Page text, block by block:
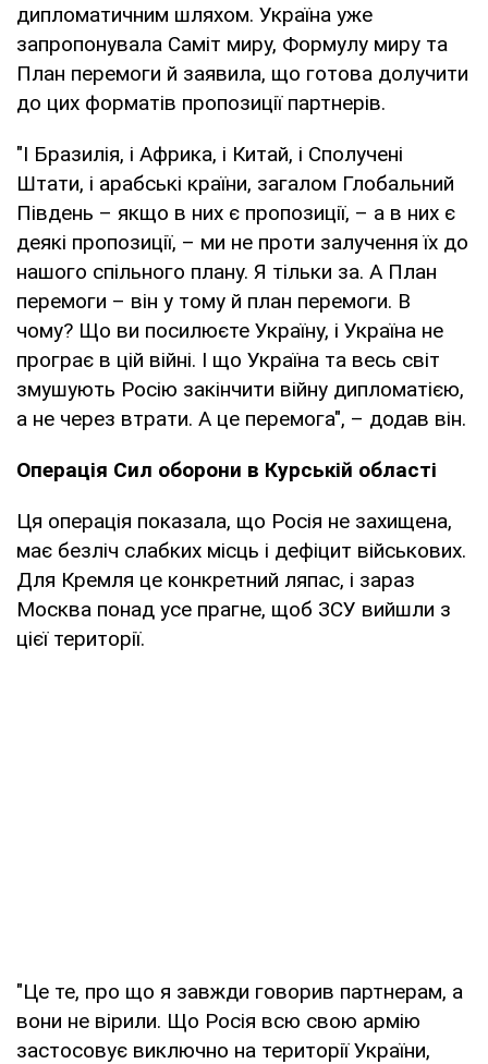
дипломатичним шляхом. Україна уже
запропонувала Саміт миру, Формулу миру та
План перемоги й заявила, що готова долучити
до цих форматів пропозиції партнерів.
"І Бразилія, і Африка, і Китай, і Сполучені
Штати, і арабські країни, загалом Глобальний
Південь – якщо в них є пропозиції, – а в них є
деякі пропозиції, – ми не проти залучення їх до
нашого спільного плану. Я тільки за. А План
перемоги – він у тому й план перемоги. В
чому? Що ви посилюєте Україну, і Україна не
програє в цій війні. І що Україна та весь світ
змушують Росію закінчити війну дипломатією,
а не через втрати. А це перемога", – додав він.
Операція Сил оборони в Курській області
Ця операція показала, що Росія не захищена,
має безліч слабких місць і дефіцит військових.
Для Кремля це конкретний ляпас, і зараз
Москва понад усе прагне, щоб ЗСУ вийшли з
цієї території.
"Це те, про що я завжди говорив партнерам, а
вони не вірили. Що Росія всю свою армію
застосовує виключно на території України,